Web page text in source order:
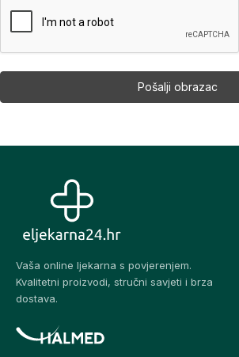
Vaša online ljekarna s povjerenjem.
Kvalitetni proizvodi, stručni savjeti i brza
dostava.